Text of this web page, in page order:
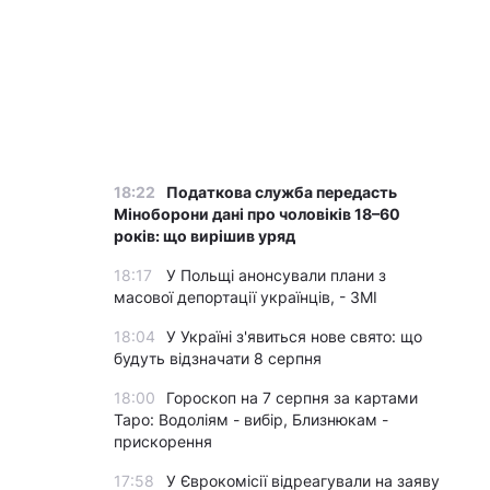
18:22
Податкова служба передасть
Міноборони дані про чоловіків 18–60
років: що вирішив уряд
18:17
У Польщі анонсували плани з
масової депортації українців, - ЗМІ
18:04
У Україні з'явиться нове свято: що
будуть відзначати 8 серпня
18:00
Гороскоп на 7 серпня за картами
Таро: Водоліям - вибір, Близнюкам -
прискорення
17:58 У Єврокомісії відреагували на заяву